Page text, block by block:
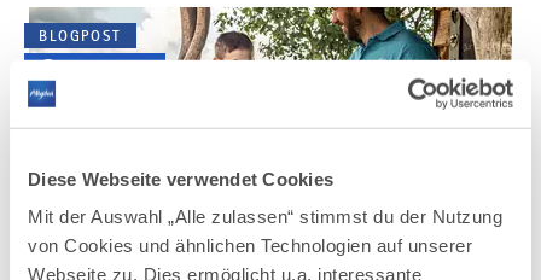
Diese Webseite verwendet Cookies
Mit der Auswahl „Alle zulassen“ stimmst du der Nutzung
von Cookies und ähnlichen Technologien auf unserer
Webseite zu. Dies ermöglicht u.a. interessante
BLOGPOST
©
Der Milchautomat vom Allgäu-Hof
Müller